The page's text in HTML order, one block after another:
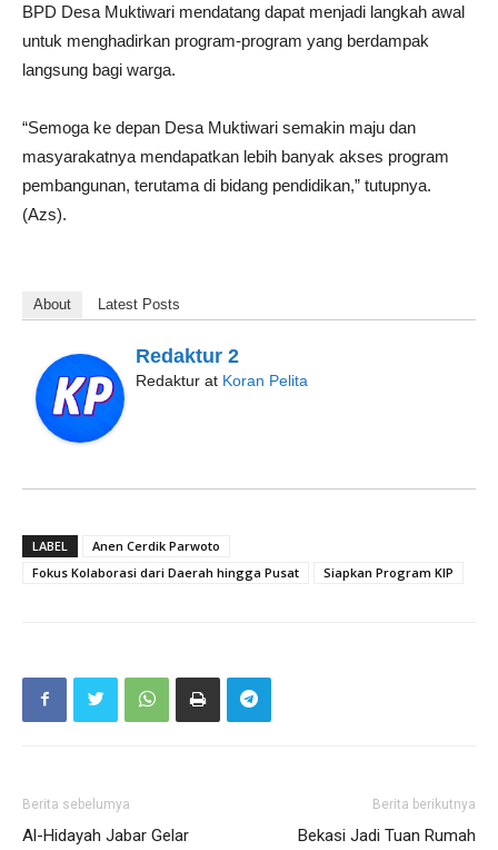
BPD Desa Muktiwari mendatang dapat menjadi langkah awal
untuk menghadirkan program-program yang berdampak
langsung bagi warga.
“Semoga ke depan Desa Muktiwari semakin maju dan
masyarakatnya mendapatkan lebih banyak akses program
pembangunan, terutama di bidang pendidikan,” tutupnya.
(Azs).
About Latest Posts
Redaktur 2
Redaktur at Koran Pelita
LABEL
Anen Cerdik Parwoto
Fokus Kolaborasi dari Daerah hingga Pusat
Siapkan Program KIP
Berita sebelumya
Al-Hidayah Jabar Gelar
Berita berikutnya
Bekasi Jadi Tuan Rumah